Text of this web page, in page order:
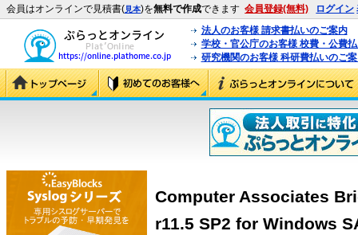
会員はオンラインで見積書(見本)を無料で作成できます 会員登録(無料) ログイン
法人のお客様 請求書払いのご案内
学校・官公庁のお客様 校費・公費
研究機関のお客様 科研費払いのご
Computer Associates
r11.5 SP2 for Windows